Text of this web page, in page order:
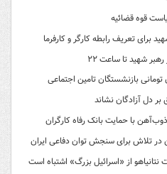
قوه‌ قضائیه
برای تعریف رابطه کارگر و کارفرما
شهید تا ساعت ۲۲
دل آزادگان نشاند
با حمایت‌ بانک رفاه کارگران
تلاش برای سنجش توان دفاعی ایران
از «اسرائیل بزرگ» اشتباه است